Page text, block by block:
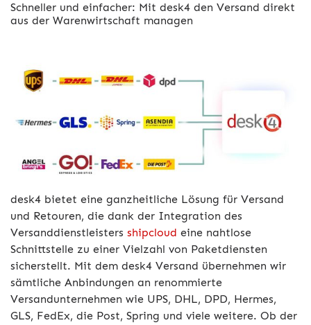
Schneller und einfacher: Mit desk4 den Versand direkt
aus der Warenwirtschaft managen
desk4 bietet eine ganzheitliche Lösung für Versand
und Retouren, die dank der Integration des
Versanddienstleisters shipcloud eine nahtlose
Schnittstelle zu einer Vielzahl von Paketdiensten
sicherstellt. Mit dem desk4 Versand übernehmen wir
sämtliche Anbindungen an renommierte
Versandunternehmen wie UPS, DHL, DPD, Hermes,
GLS, FedEx, die Post, Spring und viele weitere. Ob der